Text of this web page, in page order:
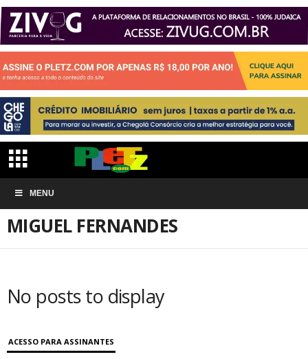
MENU
Início ARTIGOS
MIGUEL FERNANDES
No posts to display
ACESSO PARA ASSINANTES